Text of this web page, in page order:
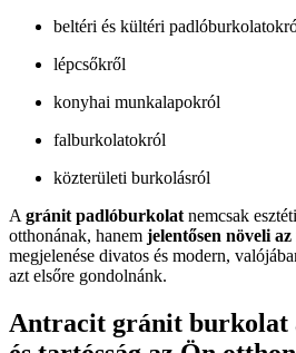
beltéri és kültéri
lépcsőkről
konyhai munkalapokról
falburkolatokról
közterületi burkolásról
A gránit padlóburkolat nemcsak
otthonának, hanem jelentősen növeli
megjelenése divatos és modern,
azt elsőre gondolnánk.
Antracit gránit burkolat